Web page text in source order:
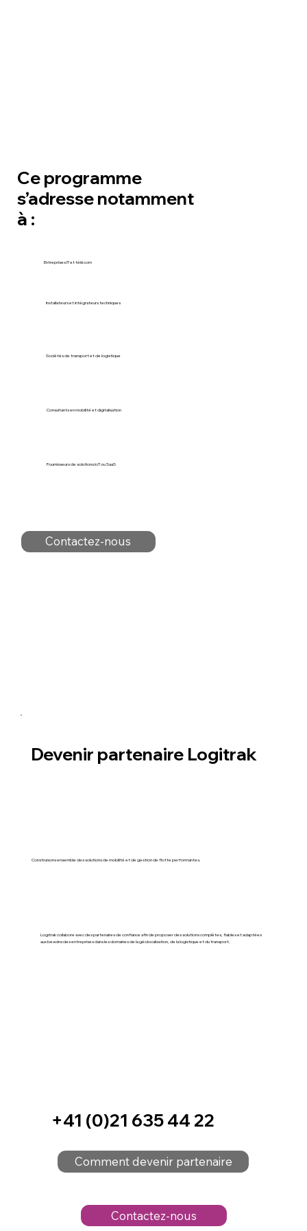
Fournisseurs de solutions IoT ou SaaS
Consultants en mobilité et digitalisation
Sociétés de transport et de logistique
Installateurs et intégrateurs techniques
Entreprises IT et télécom
Ce programme
s’adresse notamment
à :
Contactez-nous
Devenir partenaire Logitrak
Construisons ensemble des solutions de mobilité et de gestion de flotte performantes.
Logitrak collabore avec des partenaires de confiance afin de proposer des solutions complètes, fiables et adaptées
aux besoins des entreprises dans les domaines de la géolocalisation, de la logistique et du transport.
+41 (0)21 635 44 22
Comment devenir partenaire
Contactez-nous